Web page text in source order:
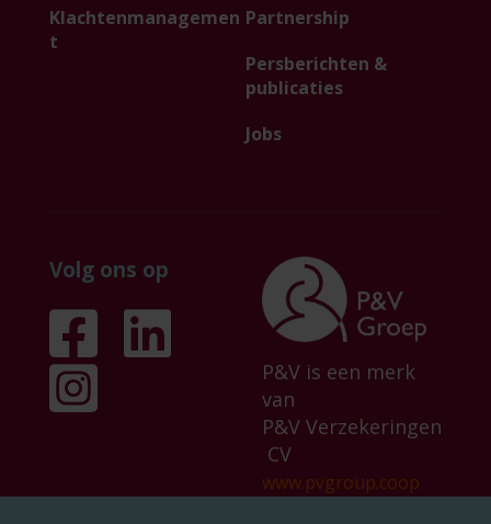
Klachtenmanagemen
t
Partnership
Persberichten &
publicaties
Jobs
Volg ons op
P&V is een merk
van
P&V Verzekeringen
CV
www.pvgroup.coop